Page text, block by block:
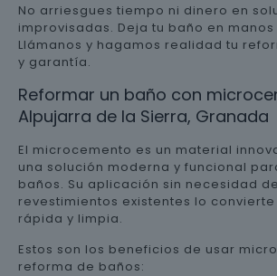
No arriesgues tiempo ni dinero en
improvisadas. Deja tu baño en
Llámanos y hagamos realidad tu
y garantía.
Reformar un baño con
Alpujarra de la Sierra, Granada
El microcemento es un material
una solución moderna y funcional
baños. Su aplicación sin necesidad
revestimientos existentes lo
rápida y limpia.
Estos son los beneficios de usar
reforma de baños: